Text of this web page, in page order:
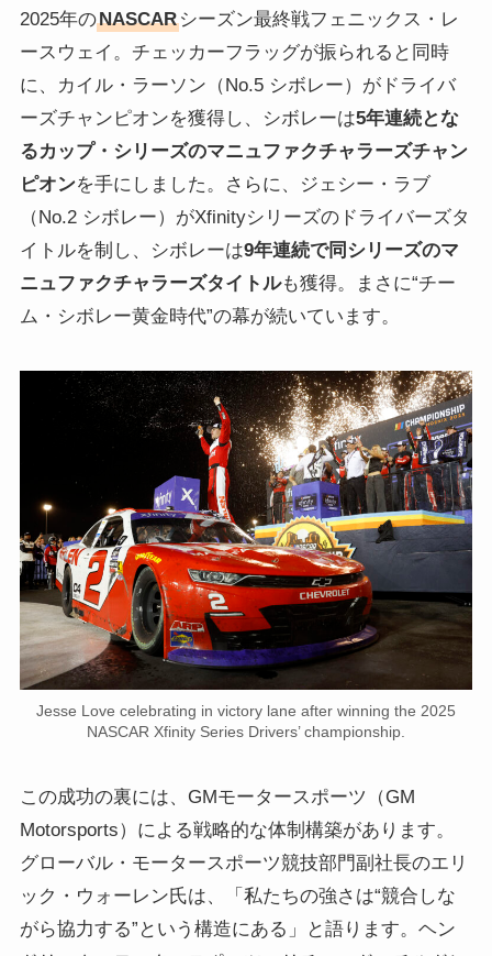
2025年のNASCARシーズン最終戦フェニックス・レ
ースウェイ。チェッカーフラッグが振られると同時
に、カイル・ラーソン（No.5 シボレー）がドライバ
ーズチャンピオンを獲得し、シボレーは5年連続とな
るカップ・シリーズのマニュファクチャラーズチャン
ピオンを手にしました。さらに、ジェシー・ラブ
（No.2 シボレー）がXfinityシリーズのドライバーズタ
イトルを制し、シボレーは9年連続で同シリーズのマ
ニュファクチャラーズタイトルも獲得。まさに“チー
ム・シボレー黄金時代”の幕が続いています。
Jesse Love celebrating in victory lane after winning the 2025
NASCAR Xfinity Series Drivers’ championship.
この成功の裏には、GMモータースポーツ（GM
Motorsports）による戦略的な体制構築があります。
グローバル・モータースポーツ競技部門副社長のエリ
ック・ウォーレン氏は、「私たちの強さは“競合しな
がら協力する”という構造にある」と語ります。ヘン